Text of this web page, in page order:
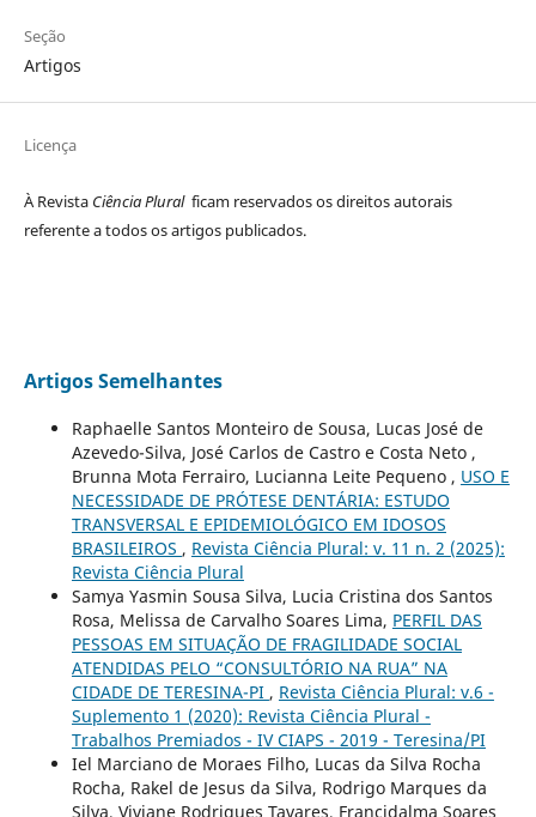
Seção
Artigos
Licença
À Revista Ciência Plural ficam reservados os direitos autorais
referente a todos os artigos publicados.
Artigos Semelhantes
Raphaelle Santos Monteiro de Sousa, Lucas José de
Azevedo-Silva, José Carlos de Castro e Costa Neto ,
Brunna Mota Ferrairo, Lucianna Leite Pequeno , USO E
NECESSIDADE DE PRÓTESE DENTÁRIA: ESTUDO
TRANSVERSAL E EPIDEMIOLÓGICO EM IDOSOS
BRASILEIROS , Revista Ciência Plural: v. 11 n. 2 (2025):
Revista Ciência Plural
Samya Yasmin Sousa Silva, Lucia Cristina dos Santos
Rosa, Melissa de Carvalho Soares Lima, PERFIL DAS
PESSOAS EM SITUAÇÃO DE FRAGILIDADE SOCIAL
ATENDIDAS PELO “CONSULTÓRIO NA RUA” NA
CIDADE DE TERESINA-PI , Revista Ciência Plural: v.6 -
Suplemento 1 (2020): Revista Ciência Plural -
Trabalhos Premiados - IV CIAPS - 2019 - Teresina/PI
Iel Marciano de Moraes Filho, Lucas da Silva Rocha
Rocha, Rakel de Jesus da Silva, Rodrigo Marques da
Silva, Viviane Rodrigues Tavares, Francidalma Soares